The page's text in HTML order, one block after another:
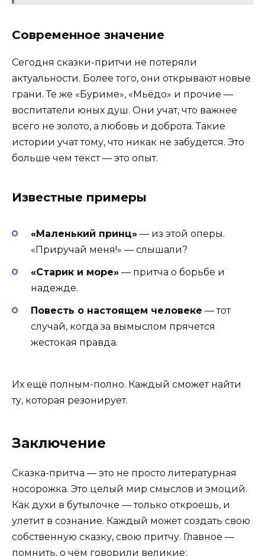
Современное значение
Сегодня сказки-притчи не потеряли
актуальности. Более того, они открывают новые
грани. Те же «Буриме», «Мьёдо» и прочие —
воспитатели юных душ. Они учат, что важнее
всего не золото, а любовь и доброта. Такие
истории учат тому, что никак не забудется. Это
больше чем текст — это опыт.
Известные примеры
«Маленький принц» — из этой оперы.
«Приручай меня!» — слышали?
«Старик и море» — притча о борьбе и
надежде.
Повесть о настоящем человеке — тот
случай, когда за вымыслом прячется
жестокая правда.
Их ещё полным-полно. Каждый сможет найти
ту, которая резонирует.
Заключение
Сказка-притча — это не просто литературная
носорожка. Это целый мир смыслов и эмоций.
Как духи в бутылочке — только откроешь, и
улетит в сознание. Каждый может создать свою
собственную сказку, свою притчу. Главное —
помнить, о чём говорили великие: